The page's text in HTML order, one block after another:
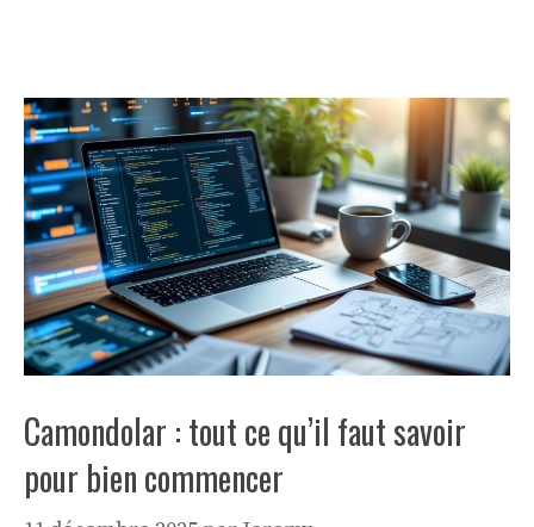
Camondolar : tout ce qu’il faut savoir
pour bien commencer